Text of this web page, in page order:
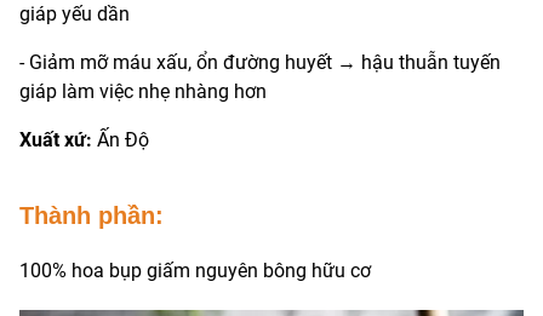
giáp yếu dần
- Giảm mỡ máu xấu, ổn đường huyết → hậu thuẫn tuyến
giáp làm việc nhẹ nhàng hơn
Xuất xứ: Ấn Độ
Thành phần:
100% hoa bụp giấm nguyên bông hữu cơ